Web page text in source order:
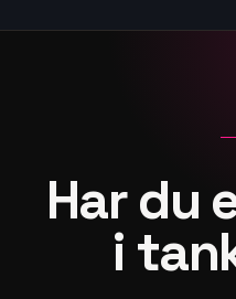
Har du
i